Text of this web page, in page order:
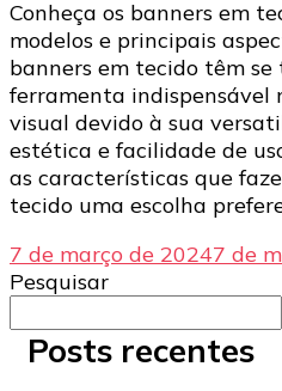
Conheça os banners em
modelos e principais
banners em tecido têm
ferramenta indispensável
visual devido à sua
estética e facilidade de
as características que
tecido uma escolha
7 de março de 20247 de
Pesquisar
Posts recentes